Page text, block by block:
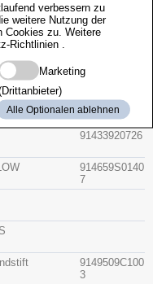
Artikel-Nr.
91415400345
9142506A566
C
91433920726
914659S0140
7
9149509C100
3
verbessern zu
weitere Nutzung der
Cookies zu. Weitere
Richtlinien
Marketing
Alle Optionalen ablehnen